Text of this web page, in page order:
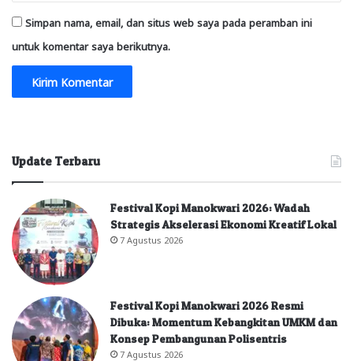
Simpan nama, email, dan situs web saya pada peramban ini
untuk komentar saya berikutnya.
Update Terbaru
Festival Kopi Manokwari 2026: Wadah
Strategis Akselerasi Ekonomi Kreatif Lokal
7 Agustus 2026
Festival Kopi Manokwari 2026 Resmi
Dibuka: Momentum Kebangkitan UMKM dan
Konsep Pembangunan Polisentris
7 Agustus 2026